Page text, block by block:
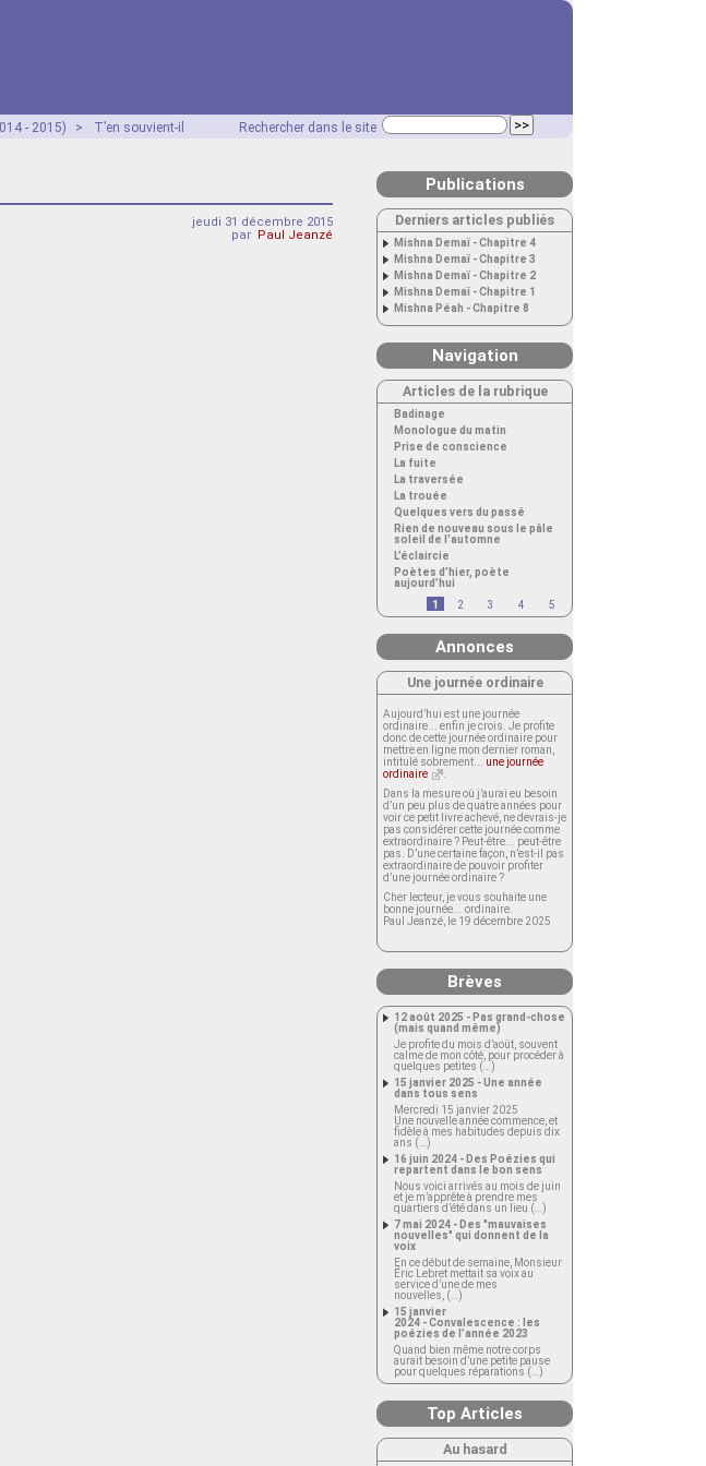
Rechercher dans le site
- 2015) > T’en souvient-il
jeudi 31 décembre 2015
par Paul Jeanzé
Publications
Derniers articles publiés
Mishna Demaï - Chapitre 4
Mishna Demaï - Chapitre 3
Mishna Demaï - Chapitre 2
Mishna Demaï - Chapitre 1
Mishna Péah - Chapitre 8
Navigation
Articles de la rubrique
Badinage
Monologue du matin
Prise de conscience
La fuite
La traversée
La trouée
Quelques vers du passé
Rien de nouveau sous le pâle
soleil de l’automne
L’éclaircie
Poètes d’hier, poète
aujourd’hui
1
2 3 4 5
Annonces
Une journée ordinaire
Aujourd’hui est une journée
ordinaire... enfin je crois. Je profite
donc de cette journée ordinaire pour
mettre en ligne mon dernier roman,
intitulé sobrement... une journée
ordinaire
Dans la mesure où j’aurai eu besoin
d’un peu plus de quatre années pour
voir ce petit livre achevé, ne devrais-je
pas considérer cette journée comme
extraordinaire ? Peut-être... peut-être
pas. D’une certaine façon, n’est-il pas
extraordinaire de pouvoir profiter
d’une journée ordinaire ?
Cher lecteur, je vous souhaite une
bonne journée... ordinaire.
Paul Jeanzé, le 19 décembre 2025
Brèves
12 août 2025 - Pas grand-chose
(mais quand même)
Je profite du mois d’août, souvent
calme de mon côté, pour procéder à
quelques petites (…)
15 janvier 2025 - Une année
dans tous sens
Mercredi 15 janvier 2025
Une nouvelle année commence, et
fidèle à mes habitudes depuis dix
ans (…)
16 juin 2024 - Des Poézies qui
repartent dans le bon sens
Nous voici arrivés au mois de juin
et je m’apprête à prendre mes
quartiers d’été dans un lieu (…)
7 mai 2024 - Des "mauvaises
nouvelles" qui donnent de la
voix
En ce début de semaine, Monsieur
Éric Lebret mettait sa voix au
service d’une de mes
nouvelles, (…)
15 janvier
2024 - Convalescence : les
poézies de l’année 2023
Quand bien même notre corps
aurait besoin d’une petite pause
pour quelques réparations (…)
Top Articles
Au hasard